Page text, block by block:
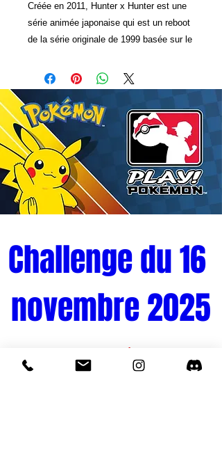
Créée en 2011, Hunter x Hunter est une
série animée japonaise qui est un reboot
de la série originale de 1999 basée sur le
L'histoire commence avec un jeune
garçon nommé Gon Freecss, qui
découvre un jour que son père, qu'il
croyait mort, est en fait bien vivant. Il
apprend que son père, Ging, est un
"chasseur" légendaire, un individu qui
s'est révélé être un membre d'élite de
l'humanité.
sa famille pour poursuivre ses propres
rêves, Gon est déterminé à suivre les
"examen de chasseur" et à retrouver son
père pour devenir lui-même un chasseur.
Ce Pop ! met en scène Biscuit Kreuger,
alias "Bisky", un chasseur de pierres
Challenge du 16
novembre 2025
Tournoi Pokémon